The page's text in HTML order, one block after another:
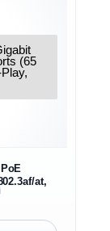
at,